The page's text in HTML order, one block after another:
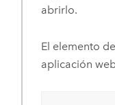
abrirlo.
El elemento
aplicación